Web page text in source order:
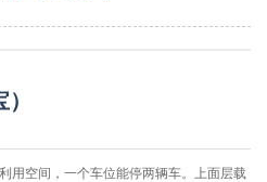
用空间，一个车位能停两辆车。上面层载